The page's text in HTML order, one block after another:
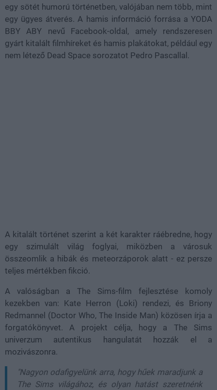
egy sötét humorú történetben, valójában nem több, mint
egy ügyes átverés. A hamis információ forrása a YODA
BBY ABY nevű Facebook-oldal, amely rendszeresen
gyárt kitalált filmhíreket és hamis plakátokat, például egy
nem létező Dead Space sorozatot Pedro Pascallal.
A kitalált történet szerint a két karakter ráébredne, hogy
egy szimulált világ foglyai, miközben a városuk
összeomlik a hibák és meteorzáporok alatt - ez persze
teljes mértékben fikció.
A valóságban a The Sims-film fejlesztése komoly
kezekben van: Kate Herron (Loki) rendezi, és Briony
Redmannel (Doctor Who, The Inside Man) közösen írja a
forgatókönyvet. A projekt célja, hogy a The Sims
univerzum autentikus hangulatát hozzák el a
mozivászonra.
"Nagyon odafigyelünk arra, hogy hűek maradjunk a
The Sims világához, és olyan hatást szeretnénk